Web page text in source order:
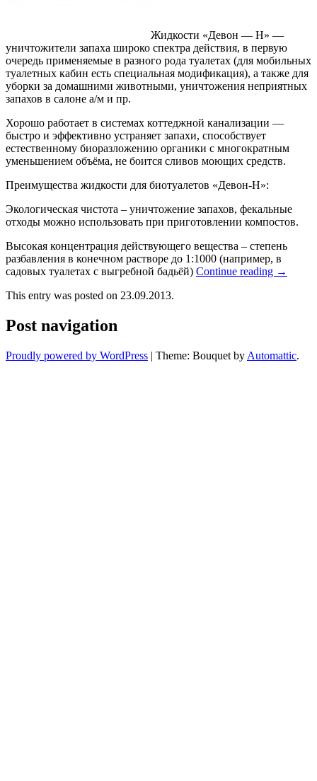
Жидкости «Девон — Н» —
уничтожители запаха широко спектра действия, в первую
очередь применяемые в разного рода туалетах (для мобильных
туалетных кабин есть специальная модификация), а также для
уборки за домашними животными, уничтожения неприятных
запахов в салоне а/м и пр.
Хорошо работает в системах коттеджной канализации —
быстро и эффективно устраняет запахи, способствует
естественному биоразложению органики с многократным
уменьшением объёма, не боится сливов моющих средств.
Преимущества жидкости для биотуалетов «Девон-Н»:
Экологическая чистота – уничтожение запахов, фекальные
отходы можно использовать при приготовлении компостов.
Высокая концентрация действующего вещества – степень
разбавления в конечном растворе до 1:1000 (например, в
садовых туалетах с выгребной бадьёй) Continue reading →
This entry was posted on 23.09.2013.
Post navigation
Proudly powered by WordPress | Theme: Bouquet by Automattic.